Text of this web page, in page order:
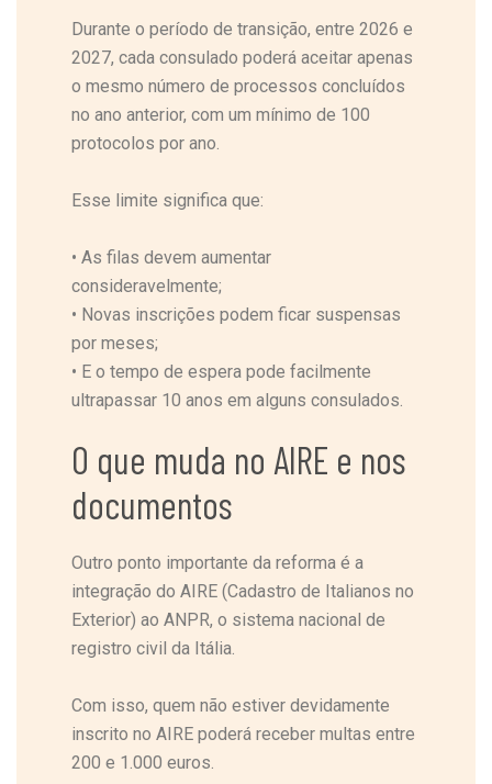
Durante o período de transição, entre 2026 e
2027, cada consulado poderá aceitar apenas
o mesmo número de processos concluídos
no ano anterior, com um mínimo de 100
protocolos por ano.
Esse limite significa que:
• As filas devem aumentar
consideravelmente;
• Novas inscrições podem ficar suspensas
por meses;
• E o tempo de espera pode facilmente
ultrapassar 10 anos em alguns consulados.
O que muda no AIRE e nos
documentos
Outro ponto importante da reforma é a
integração do AIRE (Cadastro de Italianos no
Exterior) ao ANPR, o sistema nacional de
registro civil da Itália.
Com isso, quem não estiver devidamente
inscrito no AIRE poderá receber multas entre
200 e 1.000 euros.